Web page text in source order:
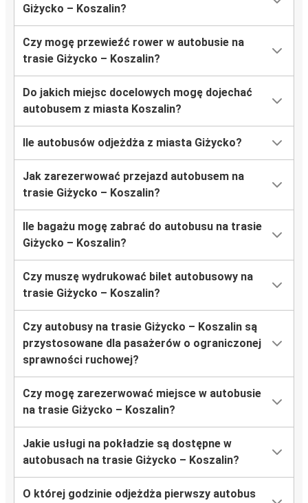
Giżycko – Koszalin?
Czy mogę przewieźć rower w autobusie na
trasie Giżycko – Koszalin?
Do jakich miejsc docelowych mogę dojechać
autobusem z miasta Koszalin?
Ile autobusów odjeżdża z miasta Giżycko?
Jak zarezerwować przejazd autobusem na
trasie Giżycko – Koszalin?
Ile bagażu mogę zabrać do autobusu na trasie
Giżycko – Koszalin?
Czy muszę wydrukować bilet autobusowy na
trasie Giżycko – Koszalin?
Czy autobusy na trasie Giżycko – Koszalin są
przystosowane dla pasażerów o ograniczonej
sprawności ruchowej?
Czy mogę zarezerwować miejsce w autobusie
na trasie Giżycko – Koszalin?
Jakie usługi na pokładzie są dostępne w
autobusach na trasie Giżycko – Koszalin?
O której godzinie odjeżdża pierwszy autobus